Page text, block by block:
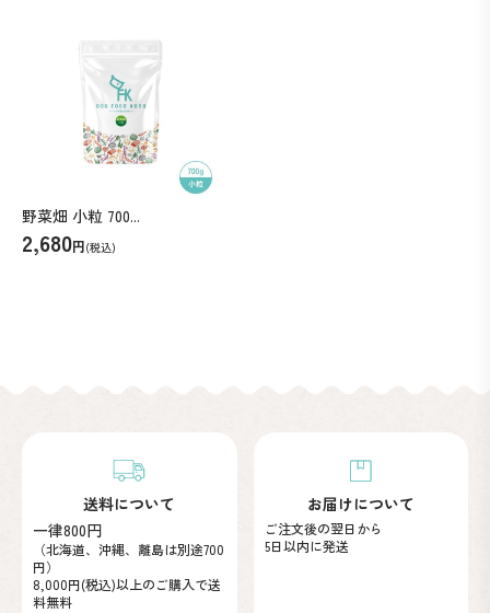
総合栄養食ですか？
野菜畑 小粒 700...
2,680円(税込)
送料について
一律800円
（北海道、沖縄、離島は別途700
円）
8,000円(税込)以上のご購入で送
料無料
お届けについて
ご注文後の翌日から
5日以内に発送